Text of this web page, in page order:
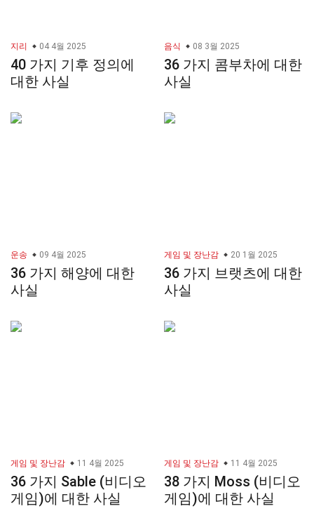
지리 04 4월 2025
40 가지 기후 정의에
대한 사실
음식 08 3월 2025
36 가지 콤부차에 대한
사실
운송 09 4월 2025
36 가지 해양에 대한
사실
게임 및 장난감 20 1월 2025
36 가지 브랫츠에 대한
사실
게임 및 장난감 11 4월 2025
36 가지 Sable (비디오
게임)에 대한 사실
게임 및 장난감 11 4월 2025
38 가지 Moss (비디오
게임)에 대한 사실